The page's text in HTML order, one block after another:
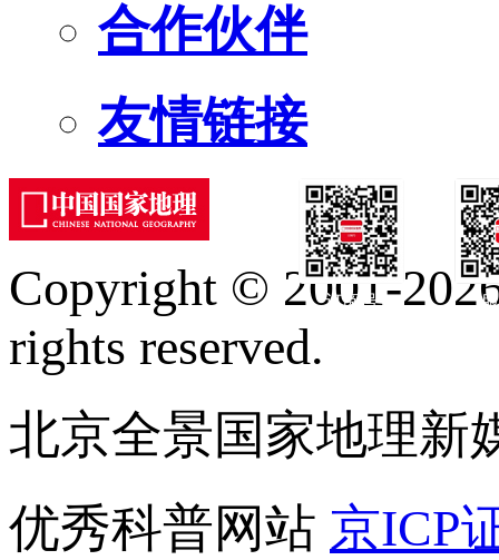
合作伙伴
友情链接
订阅号
Copyright © 2001-
rights reserved.
北京全景国家地理新
优秀科普网站 京ICP